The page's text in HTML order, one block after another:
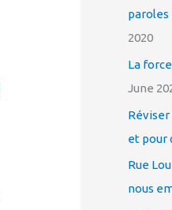
h
f
paroles
2020
La
June
Réviser
et pour
Rue
nous